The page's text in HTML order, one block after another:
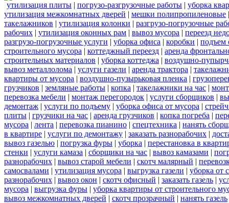
утилизация плиты | погрузо-разгрузочные работы | уборка
утилизация межкомнатных дверей | мешки полипропиленовые
такелажников | утилизация колонки | разгрузо-погрузочные
рабочих | утилизация оконных рам | вывоз мусора | переезд
разгрузо-погрузочные услуги | уборка офиса | коробки | подъем
строительного мусора | коттеджный переезд | аренда
строительных материалов | уборка коттеджа | воздушно-
вывоз металлолома | услуги газели | аренда трактора |
квартиры от мусора | воздушно-пузырьковая пленка |
грузчиков | земляные работы | копка | такелажники на час |
перевозка мебели | монтаж перегородок | услуги сборщиков |
демонтаж | услуги по подъему | уборка офиса от мусора |
плиты | грузчики на час | аренда грузчиков | копка погреба |
мусора | лента | перевозка пианино | спецтехника | нанять
в квартире | услуги по демонтажу | заказать разнорабочих |
вывоз газелью | погрузка фуры | уборка | перестановка в
стенки | услуги камаза | сборщики на час | вывоз камазами |
разнорабочих | вывоз старой мебели | скотч малярный |
самосвалами | утилизация мусора | выгрузка газели | уборка от
разнорабочих | вывоз окон | скотч офисный | заказать газель |
мусора | выгрузка фуры | уборка квартиры от строительного
вывоз межкомнатных дверей | скотч прозрачный | нанять газель